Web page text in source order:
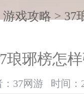
游戏攻略 > 37
琅琊榜怎
：37网游 时间：